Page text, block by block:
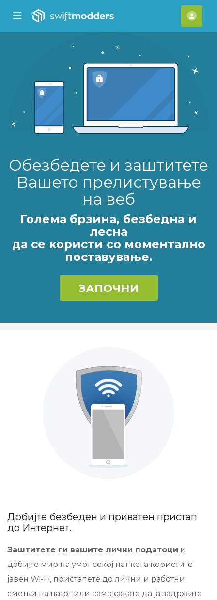
Mobile Menu
Mobile Menu
Обезбедете и заштитете
Вашето прелистување
на веб
Голема брзина, безбедна и
лесна
да се користи со моментално
поставување.
ЗАПОЧНИ
Добијте безбеден и приватен пристап
до Интернет.
Заштитете ги вашите лични податоци и
добијте мир на умот секој пат кога користите
јавен Wi-Fi, пристапете до лични и работни
сметки на патот или само сакате да ја задржите